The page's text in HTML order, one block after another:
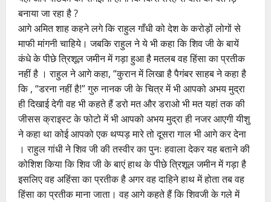
बनाया जा रहा है ?
आगे अमित शाह कहने लगे कि राहुल गाँधी को देश के करोड़ों लोगों से
माफी मांगनी चाहिये। जबकि राहुल ने ये भी कहा कि शिव जी के बायें
कंधे के पीछे त्रिशूल जमीन में गड़ा हुआ है मतलब वह हिंसा का प्रतीक
नहीं है । राहुल ने आगे कहा, “कुरान में लिखा है पैगंबर साहब ने कहा है
कि , “डरना नहीं है!” गुरु नानक जी के चित्र में भी आपको अभय मुद्रा
ही दिखाई देगी वह भी कहते हैं डरो मत और डराओ भी मत यहां तक की
जीसस क्राइस्ट के फोटो में भी आपको अभय मुद्रा ही नजर आएगी यीशु
ने कहा था कोई आपको एक थप्पड़ मारे तो दूसरा गाल भी आगे कर देना
। राहुल गांधी ने शिव जी की तस्वीर का पुनः हवाला देकर यह बताने की
कोशिश किया कि शिव जी के बाएं हाथ के पीछे त्रिशूल जमीन में गड़ा है
इसलिए वह अहिंसा का प्रतीक है अगर वह दाहिने हाथ में होता तब वह
हिंसा का प्रतीक माना जाता। वह आगे कहते हैं कि शिवजी के गले में